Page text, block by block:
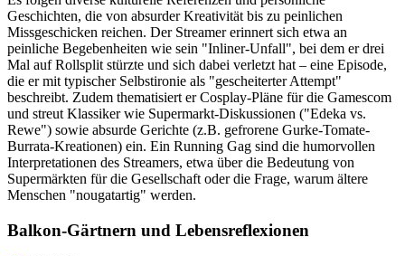
Geschichten, die von absurder Kreativität bis zu peinlichen
Missgeschicken reichen. Der Streamer erinnert sich etwa an
peinliche Begebenheiten wie sein "Inliner-Unfall", bei dem er drei
Mal auf Rollsplit stürzte und sich dabei verletzt hat – eine Episode,
die er mit typischer Selbstironie als "gescheiterter Attempt"
beschreibt. Zudem thematisiert er Cosplay-Pläne für die Gamescom
und streut Klassiker wie Supermarkt-Diskussionen ("Edeka vs.
Rewe") sowie absurde Gerichte (z.B. gefrorene Gurke-Tomate-
Burrata-Kreationen) ein. Ein Running Gag sind die humorvollen
Interpretationen des Streamers, etwa über die Bedeutung von
Supermärkten für die Gesellschaft oder die Frage, warum ältere
Menschen "nougatartig" werden.
Balkon-Gärtnern und Lebensreflexionen